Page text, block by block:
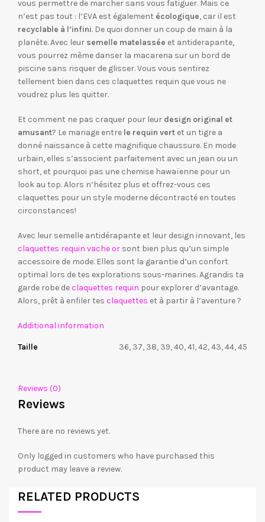
vous permettre de marcher sans vous fatiguer. Mais ce
n’est pas tout : l’EVA est également écologique, car il est
recyclable à l’infini. De quoi donner un coup de main à la
planète. Avec leur semelle matelassée et antiderapante,
vous pourrez même danser la macarena sur un bord de
piscine sans risquer de glisser. Vous vous sentirez
tellement bien dans ces claquettes requin que vous ne
voudrez plus les quitter.
Et comment ne pas craquer pour leur design original et
amusant? Le mariage entre le requin vert et un tigre a
donné naissance à cette magnifique chaussure. En mode
urbain, elles s’associent parfaitement avec un jean ou un
short, et pourquoi pas une chemise hawaïenne pour un
look au top. Alors n’hésitez plus et offrez-vous ces
claquettes pour un style moderne décontracté en toutes
circonstances!
Avec leur semelle antidérapante et leur design innovant, les
claquettes requin vache or sont bien plus qu’un simple
accessoire de mode. Elles sont la garantie d’un confort
optimal lors de tes explorations sous-marines. Agrandis ta
garde robe declaquettes requin pour explorer d’avantage.
Alors, prêt à enfiler tes claquettes et à partir à l’aventure ?
Additional information
Taille 36, 37, 38, 39, 40, 41, 42, 43, 44, 45
Reviews (0)
Reviews
There are no reviews yet.
Only logged in customers who have purchased this
product may leave a review.
RELATED PRODUCTS